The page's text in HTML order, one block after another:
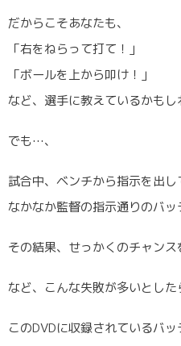
だからこそあなたも、
「右をねらって打て！」
「ボールを上から叩け！」
など、選手に教えているかもし
でも…、
試合中、ベンチから指示を出し
なかなか監督の指示通りのバッ
その結果、せっかくのチャンス
など、こんな失敗が多いとした
このDVDに収録されているバ